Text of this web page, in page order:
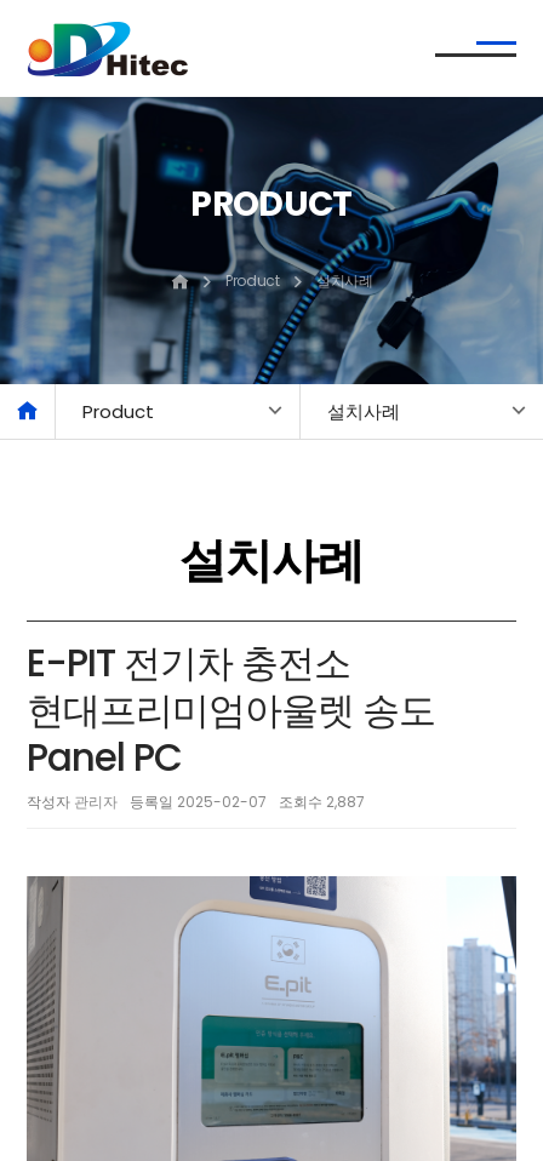
PRODUCT
Product 설치사례
Product 설치사례
설치사례
E-PIT 전기차 충전소
현대프리미엄아울렛 송도
Panel PC
작성자 관리자 등록일 2025-02-07 조회수 2,887